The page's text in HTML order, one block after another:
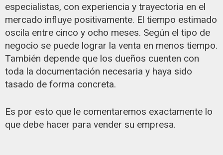
especialistas, con experiencia y trayectoria en el
mercado influye positivamente. El tiempo estimado
oscila entre cinco y ocho meses. Según el tipo de
negocio se puede lograr la venta en menos tiempo.
También depende que los dueños cuenten con
toda la documentación necesaria y haya sido
tasado de forma concreta.
Es por esto que le comentaremos exactamente lo
que debe hacer para vender su empresa.